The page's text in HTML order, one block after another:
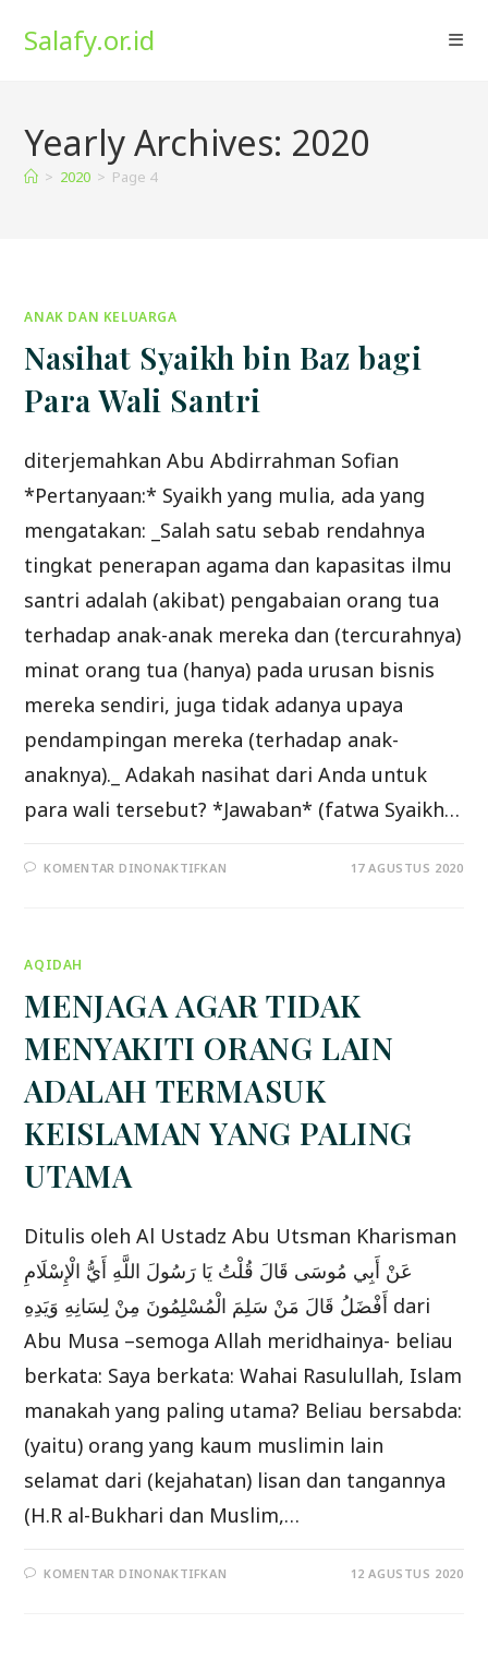
Salafy.or.id
Yearly Archives: 2020
> 2020 > Page 4
ANAK DAN KELUARGA
Nasihat Syaikh bin Baz bagi
Para Wali Santri
diterjemahkan Abu Abdirrahman Sofian
*Pertanyaan:* Syaikh yang mulia, ada yang
mengatakan: _Salah satu sebab rendahnya
tingkat penerapan agama dan kapasitas ilmu
santri adalah (akibat) pengabaian orang tua
terhadap anak-anak mereka dan (tercurahnya)
minat orang tua (hanya) pada urusan bisnis
mereka sendiri, juga tidak adanya upaya
pendampingan mereka (terhadap anak-
anaknya)._ Adakah nasihat dari Anda untuk
para wali tersebut? *Jawaban* (fatwa Syaikh…
KOMENTAR DINONAKTIFKAN 17 AGUSTUS 2020
AQIDAH
MENJAGA AGAR TIDAK
MENYAKITI ORANG LAIN
ADALAH TERMASUK
KEISLAMAN YANG PALING
UTAMA
Ditulis oleh Al Ustadz Abu Utsman Kharisman
عَنْ أَبِي مُوسَى قَالَ قُلْتُ يَا رَسُولَ اللَّهِ أَيُّ الْإِسْلَامِ
أَفْضَلُ قَالَ مَنْ سَلِمَ الْمُسْلِمُونَ مِنْ لِسَانِهِ وَيَدِهِ dari
Abu Musa –semoga Allah meridhainya- beliau
berkata: Saya berkata: Wahai Rasulullah, Islam
manakah yang paling utama? Beliau bersabda:
(yaitu) orang yang kaum muslimin lain
selamat dari (kejahatan) lisan dan tangannya
(H.R al-Bukhari dan Muslim,…
KOMENTAR DINONAKTIFKAN 12 AGUSTUS 2020